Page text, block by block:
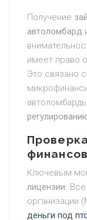
Получение
автоломбард
имеет право
Это связано
Ключевым
лицензии.
организации
деньги под